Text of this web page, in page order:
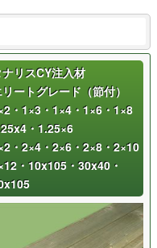
リスCY注入材
ートグレード（節付）
・1×3・1×4・1×6・1×8
・1.25×6
・2×4・2×6・2×8・2×10
・10x105・30x40・